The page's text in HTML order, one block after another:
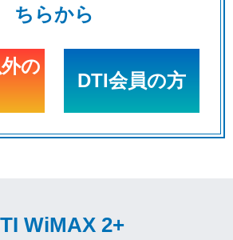
ちらから
の
DTI会員の方
WiMAX 2+